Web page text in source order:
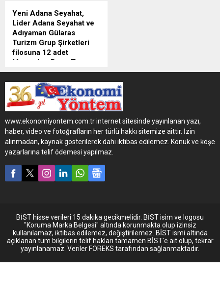
Yeni Adana Seyahat,
Lider Adana Seyahat ve
Adıyaman Gülaras
Turizm Grup Şirketleri
filosuna 12 adet
Mercedes-Benz Travego
ve 4 adet Setra Euro 6
ekledi.
Yeni Adana Seyahat, Lider
Adana Seyahat ve
Adıyaman Gülaras Turizm
Grup Şirketleri satın aldığı 12
adet Mercedes-Benz
Travego ve 4 adet Setra
TopClass Euro 6 ile filosuna
www.ekonomiyontem.com.tr internet sitesinde yayınlanan yazı,
haber, video ve fotoğrafların her türlü hakkı sitemize aittir. İzin
alınmadan, kaynak gösterilerek dahi iktibas edilemez. Konuk ve köşe
yazarlarına telif ödemesi yapılmaz.
BİST hisse verileri 15 dakika gecikmelidir. BİST isim ve logosu
"Koruma Marka Belgesi" altında korunmakta olup izinsiz
kullanılamaz, iktibas edilemez, değiştirilemez. BİST ismi altında
açıklanan tüm bilgilerin telif hakları tamamen BİST'e ait olup, tekrar
yayınlanamaz. Veriler FOREKS tarafından sağlanmaktadır.